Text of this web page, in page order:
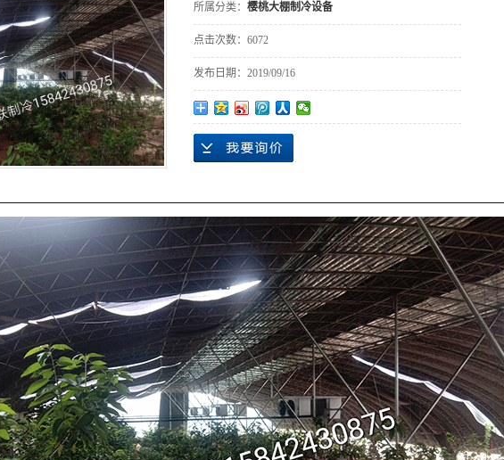
樱桃大棚制冷
设备
集装箱移动速
所属分类： 樱桃大棚制冷设备
点击次数： 6072
发布日期： 2019/09/16